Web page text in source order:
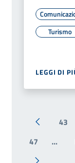
Turismo
LEGGI DI
Pagina43
47
...